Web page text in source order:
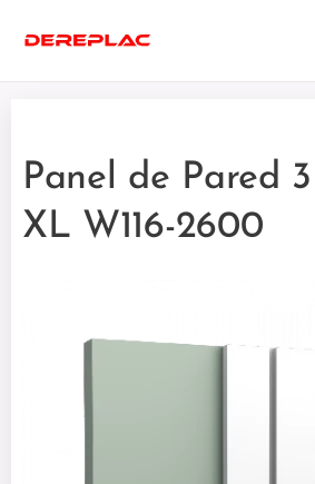
Panel de Pared
XL W116-2600